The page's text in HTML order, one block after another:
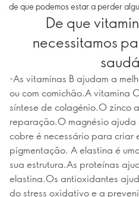
de que podemos estar a perder
De que
necessitamos
-As vitaminas B ajudam a
ou com comichão.A vitamina
síntese de colagénio.O zinco
reparação.O magnésio
cobre é necessário para criar
pigmentação. A elastina é
sua estrutura.As proteínas
elastina.Os antioxidantes
do stress oxidativo e a